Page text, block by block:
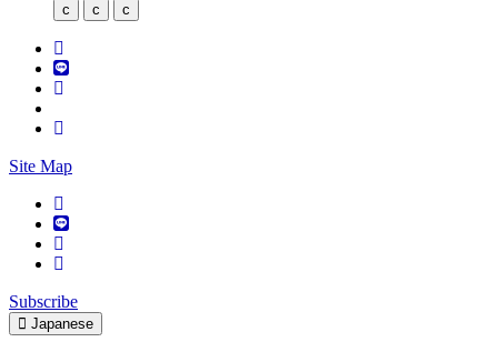
c c c
Site Map
Subscribe
Japanese